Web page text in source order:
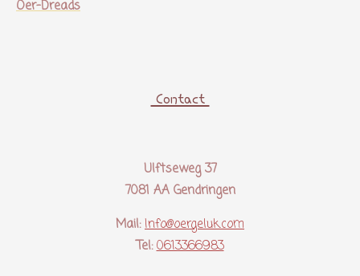
Oer-Dreads
Contact
Ulftseweg 37
7081 AA Gendringen
Mail: Info@oergeluk.com
Tel: 0613366983